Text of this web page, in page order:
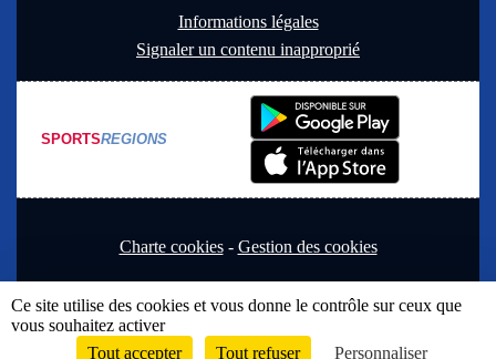
Informations légales
Signaler un contenu inapproprié
SPORTSREGIONS
Charte cookies Gestion des cookies
Envie de participer ?
Ce site utilise des cookies et vous donne le contrôle sur ceux que
vous souhaitez activer
Tout accepter
Tout refuser Personnaliser